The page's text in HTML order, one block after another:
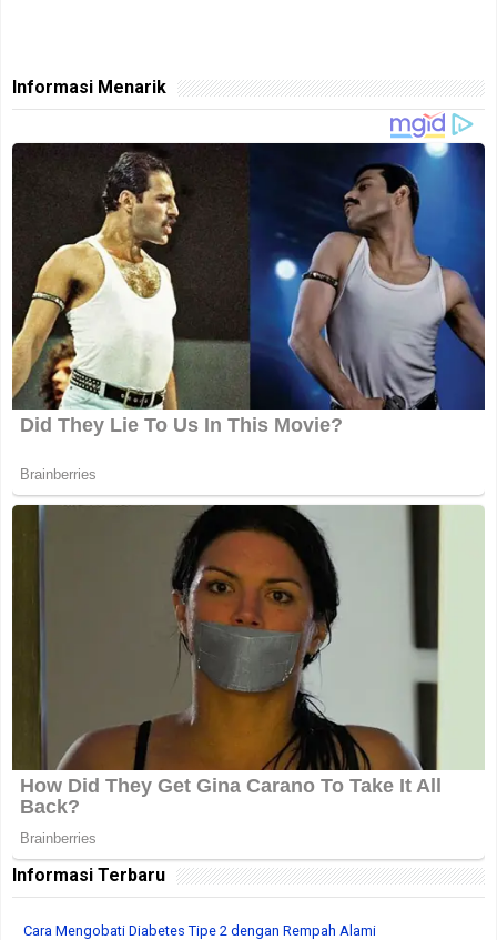
Informasi Menarik
Informasi Terbaru
Cara Mengobati Diabetes Tipe 2 dengan Rempah Alami